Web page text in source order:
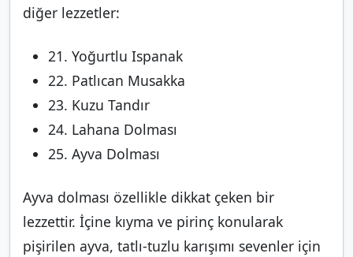
diğer lezzetler:
21. Yoğurtlu Ispanak
22. Patlıcan Musakka
23. Kuzu Tandır
24. Lahana Dolması
25. Ayva Dolması
Ayva dolması özellikle dikkat çeken bir
lezzettir. İçine kıyma ve pirinç konularak
pişirilen ayva, tatlı-tuzlu karışımı sevenler için